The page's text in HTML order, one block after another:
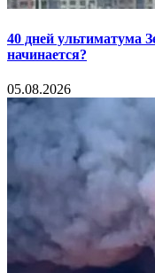
40 дней ультиматума
начинается?
05.08.2026